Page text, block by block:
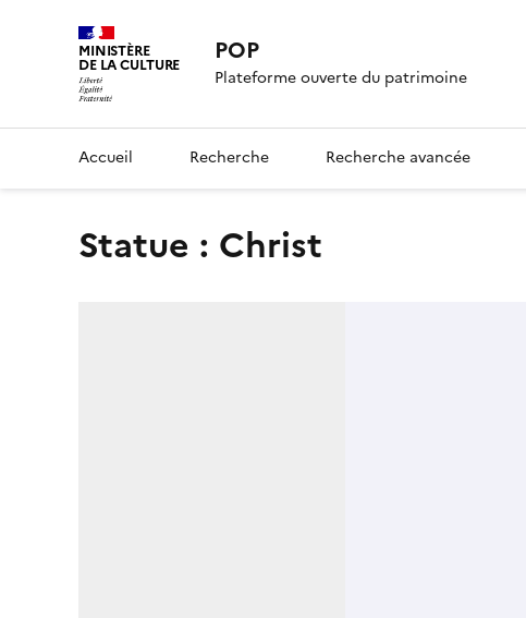
MINISTÈRE
DE LA CULTURE POP
Plateforme ouverte du patrimoine
Accueil Recherche Recherche avancée
statue : Christ